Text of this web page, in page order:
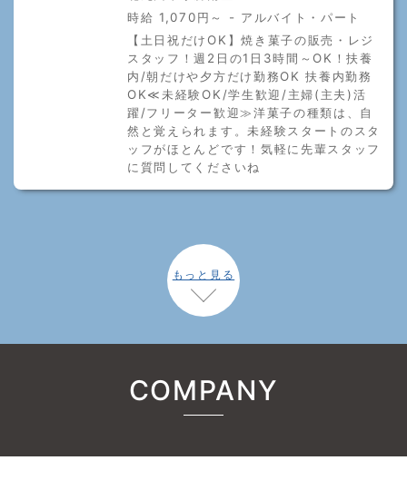
時給 1,070円～ - アルバイト・パート
【土日祝だけOK】焼き菓子の販売・レジ
スタッフ！週2日の1日3時間～OK！扶養
内/朝だけや夕方だけ勤務OK 扶養内勤務
OK≪未経験OK/学生歓迎/主婦(主夫)活
躍/フリーター歓迎≫洋菓子の種類は、自
然と覚えられます。未経験スタートのスタ
ッフがほとんどです！気軽に先輩スタッフ
に質問してくださいね
もっと見る
COMPANY